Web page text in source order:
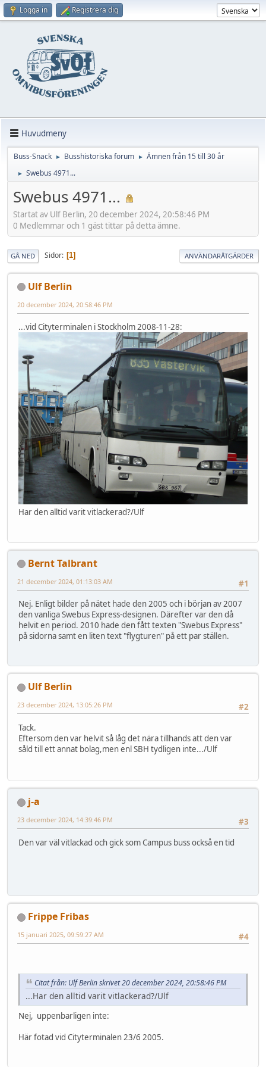
Logga in Registrera dig
Huvudmeny
Buss-Snack ► Busshistoriska forum ► Ämnen från 15 till 30 år
► Swebus 4971...
Swebus 4971...
Startat av Ulf Berlin, 20 december 2024, 20:58:46 PM
0 Medlemmar och 1 gäst tittar på detta ämne.
GÅ NED Sidor 1 ANVÄNDARÅTGÄRDER
Ulf Berlin
20 december 2024, 20:58:46 PM
...vid Cityterminalen i Stockholm 2008-11-28:
Har den alltid varit vitlackerad?/Ulf
Bernt Talbrant
#1
21 december 2024, 01:13:03 AM
Nej. Enligt bilder på nätet hade den 2005 och i början av 2007
den vanliga Swebus Express-designen. Därefter var den då
helvit en period. 2010 hade den fått texten "Swebus Express"
på sidorna samt en liten text "flygturen" på ett par ställen.
Ulf Berlin
#2
23 december 2024, 13:05:26 PM
Tack.
Eftersom den var helvit så låg det nära tillhands att den var
såld till ett annat bolag,men enl SBH tydligen inte.../Ulf
j-a
#3
23 december 2024, 14:39:46 PM
Den var väl vitlackad och gick som Campus buss också en tid
Frippe Fribas
#4
15 januari 2025, 09:59:27 AM
Citat från: Ulf Berlin skrivet 20 december 2024, 20:58:46 PM
...Har den alltid varit vitlackerad?/Ulf
Nej, uppenbarligen inte:
Här fotad vid Cityterminalen 23/6 2005.